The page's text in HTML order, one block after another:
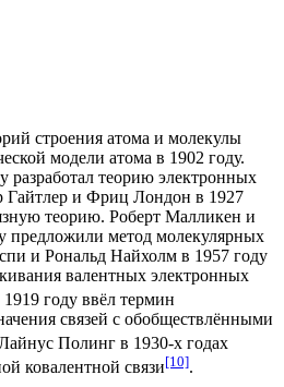
строения атома и молекулы
модели атома в 1902 году.
разработал теорию электронных
Гайтлер и Фриц Лондон в 1927
теорию. Роберт Малликен и
предложили метод молекулярных
и Рональд Найхолм в 1957 году
валентных электронных
году ввёл термин
связей с обобществлёнными
Полинг в 1930-х годах
ковалентной связи[10].